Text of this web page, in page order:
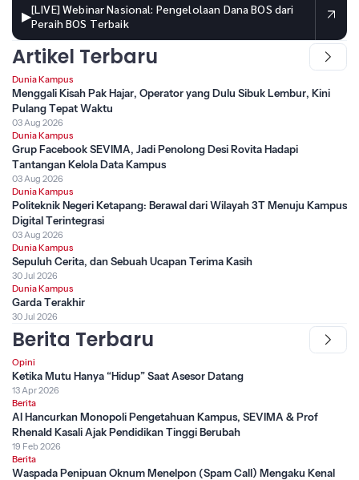
▶[LIVE] Webinar Nasional: Pengelolaan Dana BOS dari
Peraih BOS Terbaik
Artikel Terbaru
Dunia Kampus
Menggali Kisah Pak Hajar, Operator yang Dulu Sibuk Lembur, Kini
Pulang Tepat Waktu
03 Aug 2026
Dunia Kampus
Grup Facebook SEVIMA, Jadi Penolong Desi Rovita Hadapi
Tantangan Kelola Data Kampus
03 Aug 2026
Dunia Kampus
Politeknik Negeri Ketapang: Berawal dari Wilayah 3T Menuju Kampus
Digital Terintegrasi
03 Aug 2026
Dunia Kampus
Sepuluh Cerita, dan Sebuah Ucapan Terima Kasih
30 Jul 2026
Dunia Kampus
Garda Terakhir
30 Jul 2026
Berita Terbaru
Opini
Ketika Mutu Hanya “Hidup” Saat Asesor Datang
13 Apr 2026
Berita
AI Hancurkan Monopoli Pengetahuan Kampus, SEVIMA & Prof
Rhenald Kasali Ajak Pendidikan Tinggi Berubah
19 Feb 2026
Berita
Waspada Penipuan Oknum Menelpon (Spam Call) Mengaku Kenal